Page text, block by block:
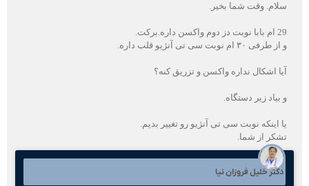
وقت شما بخیر.
۳۰ ام نوبت سی تی آنژیو قلب داره.
اشکال نداره واکسن و تزریق کنه؟
بیاد زیر دستگاه.
اینکه نوبت سی تی آنژیو رو تغییر بدیم.
از شما.
دکتر خلیل فروزان نیا